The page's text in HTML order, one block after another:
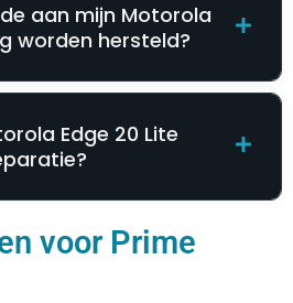
aan mijn Motorola
worden hersteld?
Edge 20 Lite
voor Prime